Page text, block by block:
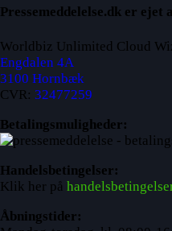
Pressemeddelelse.dk er ejet
Worldbiz Unlimited Cloud
Engdalen 4A
3100 Hornbæk
CVR: 32477259
Betalingsmuligheder:
Handelsbetingelser:
Klik her på
Åbningstider: